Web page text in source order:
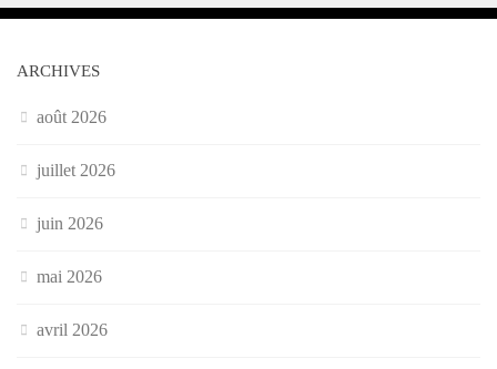
ARCHIVES
août 2026
juillet 2026
juin 2026
mai 2026
avril 2026